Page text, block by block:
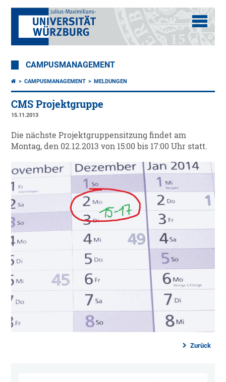
CAMPUSMANAGEMENT
CAMPUSMANAGEMENT MELDUNGEN
CMS Projektgruppe
15.11.2013
Die nächste Projektgruppensitzung findet am
Montag, den 02.12.2013 von 15:00 bis 17:00 Uhr statt.
Zurück